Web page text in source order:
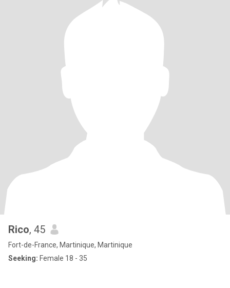
Rico, 45
Fort-de-France, Martinique, Martinique
Seeking: Female 18 - 35